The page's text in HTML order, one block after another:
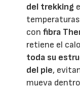
del trekking
confibra
retiene el
toda su
del pie,
mueva